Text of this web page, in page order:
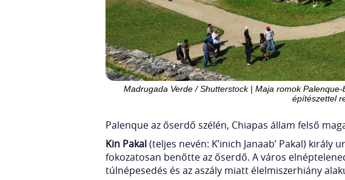
Madrugada Verde / Shutterstock | Maja romok
építészettel
Palenque az őserdő szélén, Chiapas állam felső
Kin Pakal(teljes nevén: K’inich Janaab’ Pakal)
fokozatosan benőtte az őserdő. A város
túlnépesedés és az aszály miatt élelmiszerhiány